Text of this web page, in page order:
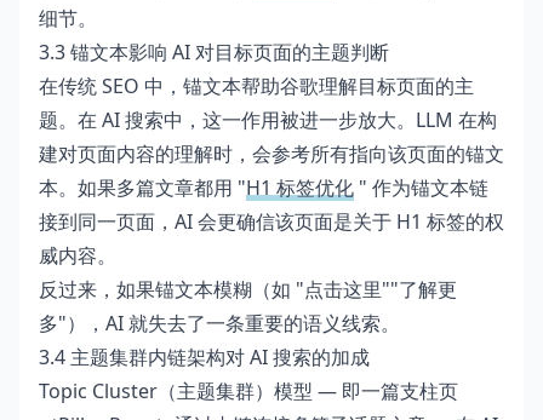
细节。
3.3 锚文本影响 AI 对目标页面的主题判断
在传统 SEO 中，锚文本帮助谷歌理解目标页面的主
题。在 AI 搜索中，这一作用被进一步放大。LLM 在构
建对页面内容的理解时，会参考所有指向该页面的锚文
本。如果多篇文章都用 "H1 标签优化 " 作为锚文本链
接到同一页面，AI 会更确信该页面是关于 H1 标签的权
威内容。
反过来，如果锚文本模糊（如 "点击这里""了解更
多"），AI 就失去了一条重要的语义线索。
3.4 主题集群内链架构对 AI 搜索的加成
Topic Cluster（主题集群）模型 — 即一篇支柱页